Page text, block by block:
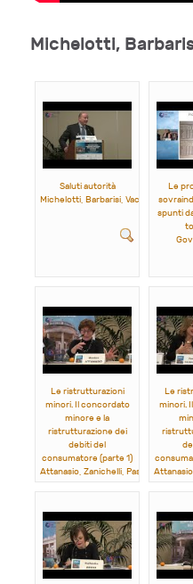
Michelotti,
Saluti autorità
Michelotti, Barbarisi, Vaccaro, Turco,
Le
spunti
Le ristrutturazioni
minori. Il concordato
minore e la
ristrutturazione dei
debiti del
consumatore (parte 1)
Attanasio, Zanichelli, Pasquariello,
Le
minori.